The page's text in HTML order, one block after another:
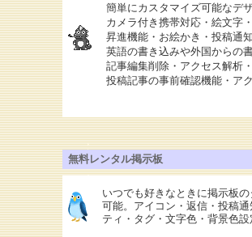
簡単にカスタマイズ可能なデ
カメラ付き携帯対応・絵文字
昇進機能・お絵かき・投稿通
英語の書き込みや外国からの
記事編集削除・アクセス解析
投稿記事の事前確認機能・ア
無料レンタル掲示板
いつでも好きなときに掲示板
可能。アイコン・返信・投稿
ティ・タグ・文字色・背景色設